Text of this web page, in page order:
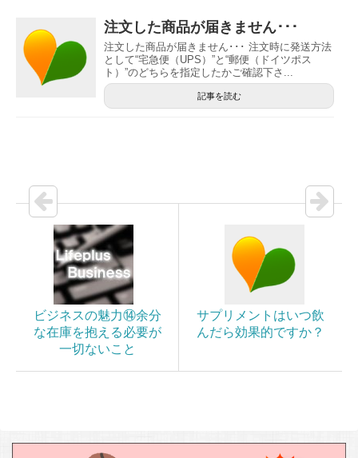
注文した商品が届きません･･･
注文した商品が届きません･･･ 注文時に発送方法
として“宅急便（UPS）”と“郵便（ドイツポス
ト）”のどちらを指定したかご確認下さ...
記事を読む
ビジネスの魅力⑭余分
な在庫を抱える必要が
一切ないこと
サプリメントはいつ飲
んだら効果的ですか？